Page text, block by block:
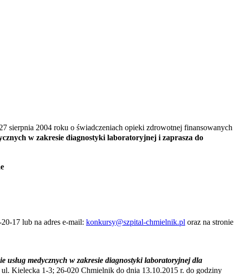
sierpnia 2004 roku o świadczeniach opieki zdrowotnej finansowanych
w zakresie diagnostyki laboratoryjnej i zaprasza do
17 lub na adres e-mail: konkursy@szpital-chmielnik.pl oraz na stronie
usług medycznych w zakresie diagnostyki laboratoryjnej dla
Kielecka 1-3; 26-020 Chmielnik do dnia 13.10.2015 r. do godziny